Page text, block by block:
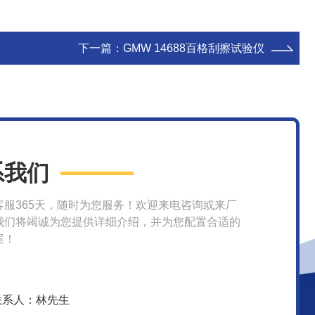
下一篇： GMW 14688百格刮擦试验仪
们
服365天，随时为您服务！欢迎来电咨询或来厂
们将竭诚为您提供详细介绍，并为您配置合适的
系人：林先生